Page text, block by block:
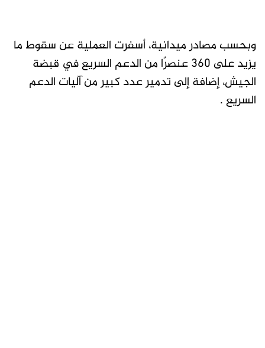
وبحسب مصادر ميدانية، أسفرت العملية عن سقوط ما
يزيد على 360 عنصرًا من الدعم السريع في قبضة
الجيش، إضافة إلى تدمير عدد كبير من آليات الدعم
السريع .